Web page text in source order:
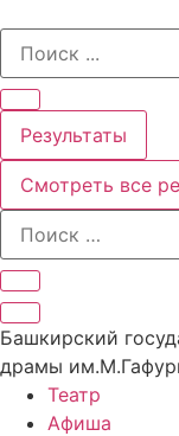
содержимому
Search
Результаты
Смотреть все
Башкирский
драмы
Театр
Афиша